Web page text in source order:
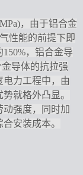
，由于铝合金
性能的前提下即
，铝合金导
导体的抗拉强
电力工程中，由
就格外凸显。
强度，同时加
安装成本。